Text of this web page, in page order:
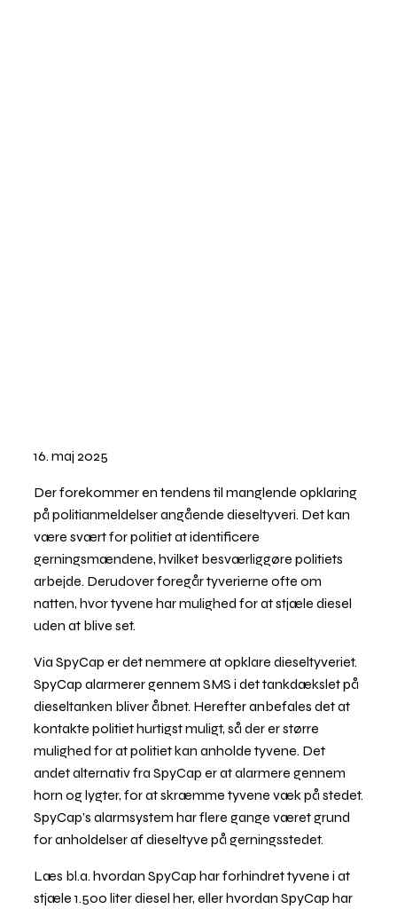
16. maj 2025
Der forekommer en tendens til manglende opklaring
på politianmeldelser angående dieseltyveri. Det kan
være svært for politiet at identificere
gerningsmændene, hvilket besværliggøre politiets
arbejde. Derudover foregår tyverierne ofte om
natten, hvor tyvene har mulighed for at stjæle diesel
uden at blive set.
Via SpyCap er det nemmere at opklare dieseltyveriet.
SpyCap alarmerer gennem SMS i det tankdækslet på
dieseltanken bliver åbnet. Herefter anbefales det at
kontakte politiet hurtigst muligt, så der er større
mulighed for at politiet kan anholde tyvene. Det
andet alternativ fra SpyCap er at alarmere gennem
horn og lygter, for at skræmme tyvene væk på stedet.
SpyCap’s alarmsystem har flere gange været grund
for anholdelser af dieseltyve på gerningsstedet.
Læs bl.a. hvordan SpyCap har forhindret tyvene i at
stjæle 1.500 liter diesel her, eller hvordan SpyCap har